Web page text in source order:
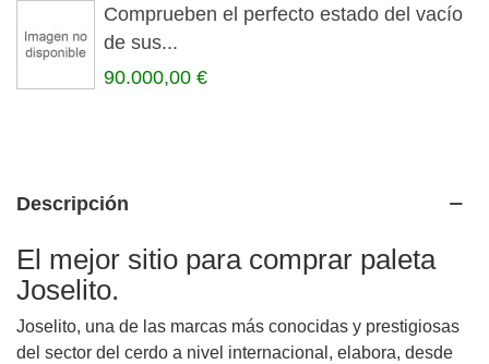
Comprueben el perfecto estado del vacío
de sus...
90.000,00 €
Descripción
El mejor sitio para comprar paleta
Joselito.
Joselito, una de las marcas más conocidas y prestigiosas
del sector del cerdo a nivel internacional, elabora, desde